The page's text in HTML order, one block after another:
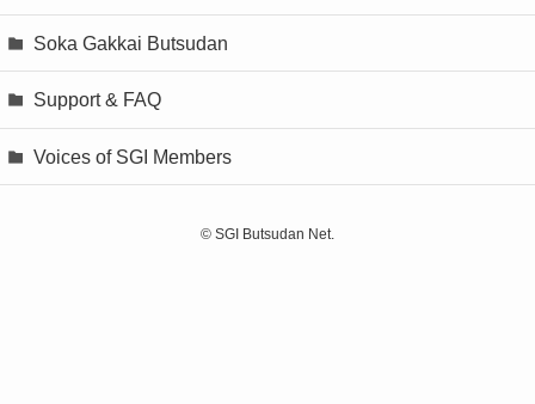
Soka Gakkai Butsudan
Support & FAQ
Voices of SGI Members
© SGI Butsudan Net.